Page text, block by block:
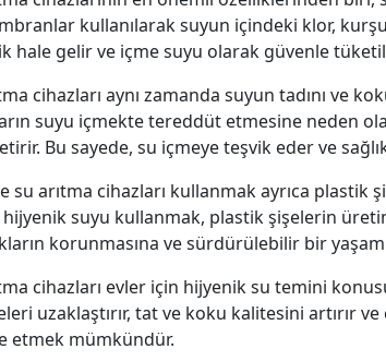
kullanılarak suyun içindeki klor,
hale gelir ve içme suyu olarak güvenle
cihazları aynı zamanda suyun tadını ve
suyu içmekte tereddüt etmesine neden
Bu sayede, su içmeye teşvik eder ve
su arıtma cihazları kullanmak ayrıca plastik
suyu kullanmak, plastik şişelerin
korunmasına ve sürdürülebilir bir
cihazları evler için hijyenik su temini
uzaklaştırır, tat ve koku kalitesini artırır
etmek mümkündür.